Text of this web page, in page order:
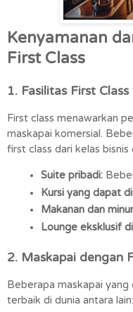
Kenyamanan
First Class
1. Fasilitas First
First class menawarkan
maskapai komersial.
first class dari kelas
Suite pribadi:
Kursi yang dapat
Makanan dan
Lounge eksklusif
2. Maskapai dengan
Beberapa maskapai
terbaik di dunia antara lain: